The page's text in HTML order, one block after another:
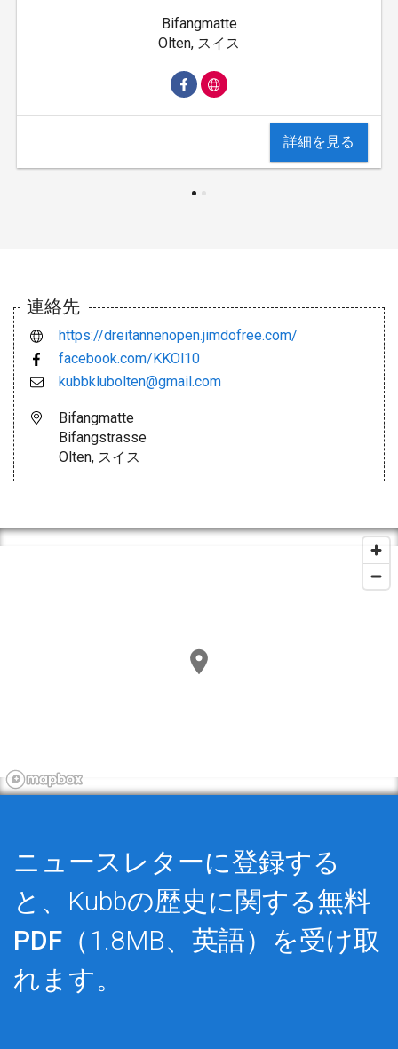
Bifangmatte
Olten, スイス
詳細を見る
連絡先
https://dreitannenopen.jimdofree.com/
facebook.com/KKOl10
kubbklubolten@gmail.com
Bifangmatte
Bifangstrasse
Olten, スイス
ニュースレターに登録する
と、Kubbの歴史に関する無料
PDF （1.8MB、英語）を受け取
れます。